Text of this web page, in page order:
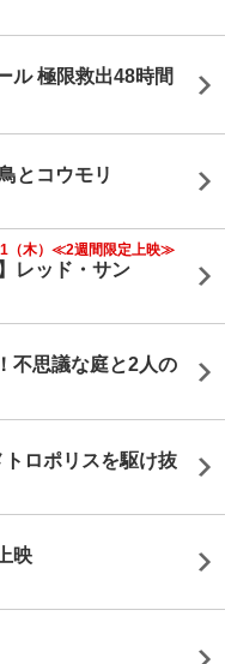
ル 極限救出48時間
とコウモリ
（木）≪2週間限定上映≫
レッド・サン
不思議な庭と2人の
ロポリスを駆け抜
映